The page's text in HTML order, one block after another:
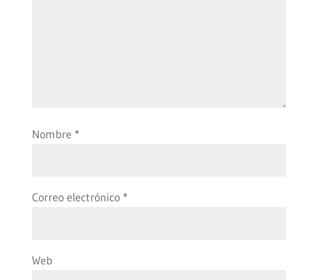
Nombre *
Correo electrónico *
Web